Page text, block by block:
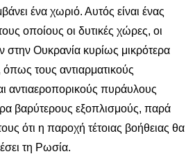
ένα χωριό. Αυτός είναι ένας
οποίους οι δυτικές χώρες, οι
στην Ουκρανία κυρίως μικρότερα
τους αντιαρματικούς
αντιαεροπορικούς πυράυλους
βαρύτερους εξοπλισμούς, παρά
ότι η παροχή τέτοιας βοήθειας θα
τη Ρωσία.